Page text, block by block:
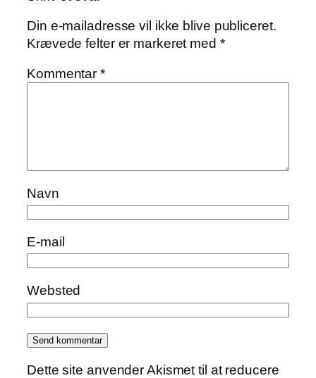
Din e-mailadresse vil ikke blive publiceret.
Krævede felter er markeret med *
Kommentar*
Navn
E-mail
Websted
Dette site anvender Akismet til at reducere